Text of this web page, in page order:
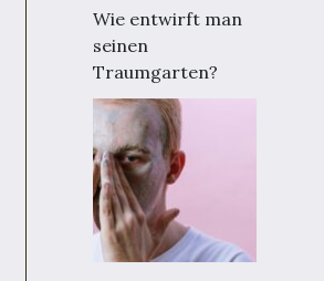
Wie entwirft man
seinen
Traumgarten?